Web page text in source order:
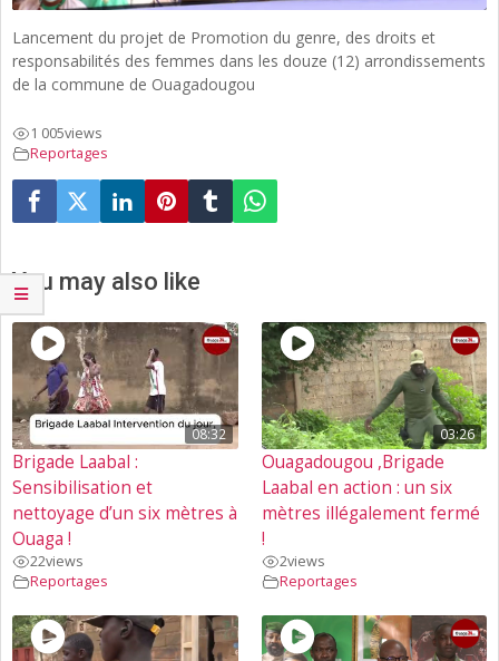
Lancement du projet de Promotion du genre, des droits et
responsabilités des femmes dans les douze (12) arrondissements
de la commune de Ouagadougou
1 005views
Reportages
You may also like
08:32
Brigade Laabal :
Sensibilisation et
nettoyage d’un six mètres à
Ouaga !
22views
Reportages
03:26
Ouagadougou ,Brigade
Laabal en action : un six
mètres illégalement fermé
!
2views
Reportages